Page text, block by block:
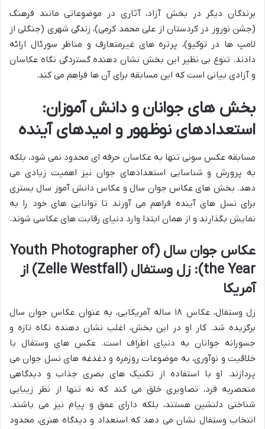
برندگان دیگر در بخش آزاد، آثاری در موضوعاتی مانند فرهنگ
(جشن نوروز در کردستان از علی محمد کرمی)، زندگی شهری (جنگلی از
لامپ ها در توکیو)، پرتره های غیرمتعارف و مناظر سورئال ارائه
دادند. تنوع بی نظیر این بخش نشان دهنده گستردگی نگاه عکاسان
و آزادی بیانی است که این مسابقه برای آن ها فراهم می کند.
بخش های جوانان و دانش آموزان:
استعدادهای نوظهور و امیدهای آینده
مسابقه عکس سونی تنها به عکاسان حرفه ای محدود نمی شود، بلکه
به پرورش و شناسایی استعدادهای جوان نیز اهمیت زیادی می
دهد. بخش های عکاس جوان سال و عکاس دانش آموز سال بستری
برای نسل های آینده فراهم می آورند تا توانایی های خود را به
نمایش بگذارند و از همان ابتدا وارد دنیای رقابت های عکاسی شوند.
عکاس جوان سال (Youth Photographer of
the Year): زل وستفال (Zelle Westfall) از
آمریکا
زل وستفال، عکاس ۱۸ ساله آمریکایی، به عنوان عکاس جوان سال
برگزیده شد. کار او در این بخش، اغلب نشان دهنده نگاه تازه و
جسورانه جوانان به دنیای اطراف است. عکس های وستفال با
خلاقیت و نوآوری، به موضوعات روزمره و دغدغه های نسل جوان می
پردازند. او با استفاده از تکنیک های بصری جذاب و دیدگاهی
منحصربه فرد، تصاویری خلق می کند که نه تنها از نظر زیبایی
شناختی دلنشین هستند، بلکه دارای عمق و پیام نیز می باشند.
انتخاب وستفال نشان می دهد که استعداد و دیدگاه هنری، محدود